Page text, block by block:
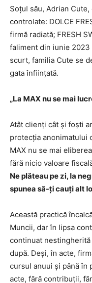
Soțul său, Adrian
controlate: DOLCE
firmă radiată; FRESH
faliment din iunie
scurt, familia Cute se
gata înființată.
„La MAX nu se mai
Atât clienți cât și foști
protecția anonimatului
MAX nu se mai
fără nicio valoare
Ne plăteau pe zi, la
spunea să-ți cauți alt
Această practică
Muncii, dar în lipsa
continuat
după. Deși, în acte,
cursul anuui și până în
acte, fără contribuții,